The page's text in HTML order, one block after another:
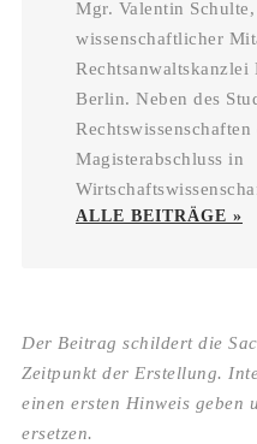
Mgr. Valentin
wissenschaftlicher
Rechtsanwaltskanzlei
Berlin. Neben des
Magisterabschluss in
ALLE BEITRÄGE »
Der Beitrag schildert die
Zeitpunkt der Erstellung.
einen ersten Hinweis geben
ersetzen.